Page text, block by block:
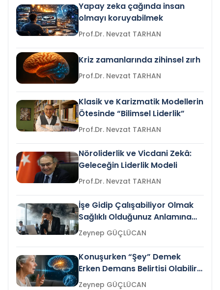
Yapay zeka çağında insan
olmayı koruyabilmek
Prof.Dr. Nevzat TARHAN
Kriz zamanlarında zihinsel zırh
Prof.Dr. Nevzat TARHAN
Klasik ve Karizmatik Modellerin
Ötesinde “Bilimsel Liderlik”
Prof.Dr. Nevzat TARHAN
Nöroliderlik ve Vicdani Zekâ:
Geleceğin Liderlik Modeli
Prof.Dr. Nevzat TARHAN
İşe Gidip Çalışabiliyor Olmak
Sağlıklı Olduğunuz Anlamına
Gelir mi?Zeynep GÜÇLÜCAN
Konuşurken “Şey” Demek
Erken Demans Belirtisi Olabilir
mi?
Zeynep GÜÇLÜCAN